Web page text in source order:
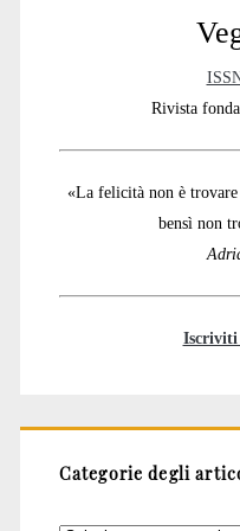
Rivista
«La felicità non è
bensì non
Iscriviti
Categorie degli